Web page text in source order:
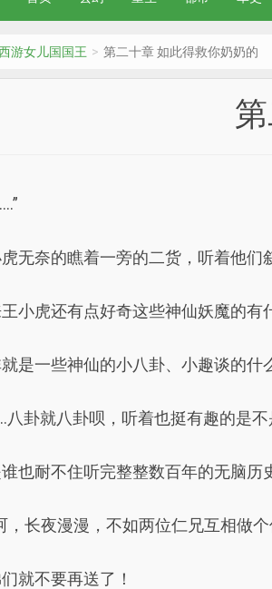
游女儿国国王 第二十章 如此得救你奶奶的
无奈的瞧着一旁的二货，听着他们
小虎还有点好奇这些神仙妖魔的有
是一些神仙的小八卦、小趣谈的什
卦就八卦呗，听着也挺有趣的是
也耐不住听完整整数百年的无脑历
，长夜漫漫，不如两位仁兄互相做
就不要再送了！